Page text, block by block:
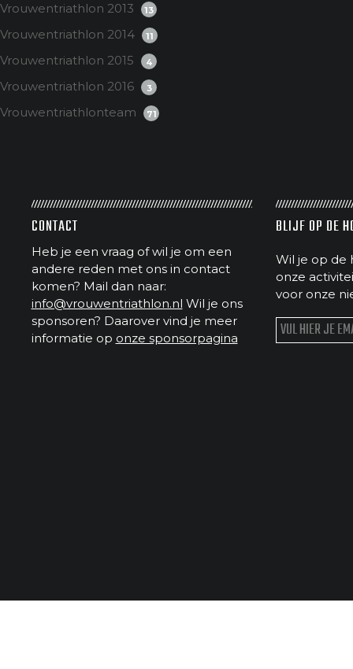
Vrouwentriathlon 2013 13
Vrouwentriathlon 2014 11
Vrouwentriathlon 2015 4
Vrouwentriathlon 2016 3
Vrouwentriathlonteam 71
CONTACT
Heb je een vraag of wil je om een
andere reden met ons in contact
komen? Mail dan naar:
info@vrouwentriathlon.nl Wil je ons
sponsoren? Daarover vind je meer
informatie op onze sponsorpagina
BLIJF OP DE
Wil je op de
onze
voor onze